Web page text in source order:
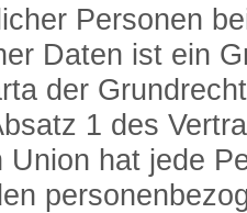
Personen
Daten ist ein
der
1 des
Union hat jede